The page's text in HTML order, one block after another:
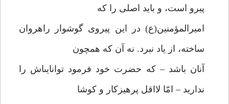
پيرو است، و بايد اصلى را كه
اميرالمؤمنين(ع) در اين پيروى گوشوار راهروان
ساخته، از ياد نبرد. نه آن كه همچون
آنان باشد – كه حضرت خود فرمود توانايى‏اش را
نداريد – امّا لااقل پرهيزكار و كوشا